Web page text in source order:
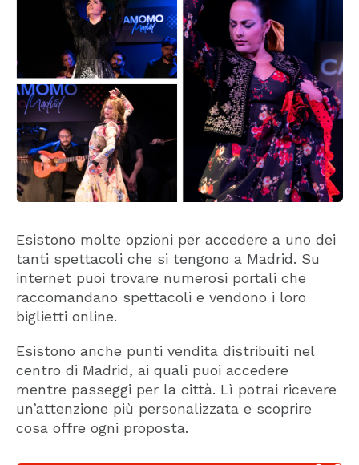
Esistono molte opzioni per accedere a uno dei
tanti spettacoli che si tengono a Madrid. Su
internet puoi trovare numerosi portali che
raccomandano spettacoli e vendono i loro
biglietti online.
Esistono anche punti vendita distribuiti nel
centro di Madrid, ai quali puoi accedere
mentre passeggi per la città. Lì potrai ricevere
un’attenzione più personalizzata e scoprire
cosa offre ogni proposta.